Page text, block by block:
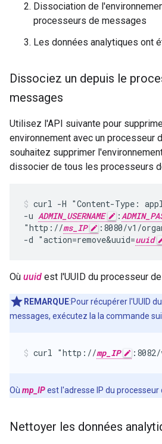
Dissociation de
processeurs de messages
Les données analytiques ont
Dissociez un depuis le
messages
Utilisez l'API suivante pour
environnement avec un processeur
souhaitez supprimer
dissocier de tous les processeurs
curl -H "Content-Type:
-u ADMIN_USERNAME :
"http://ms_IP :8080/v1/
-d "action=remove&uuid=uuid
Où uuid est l'UUID du processeur
REMARQUE:Pour récupérer l'UUID
messages, exécutez la la commande
curl "http://mp_IP
Où mp_IPest l'adresse IP du processeur
Nettoyer les données